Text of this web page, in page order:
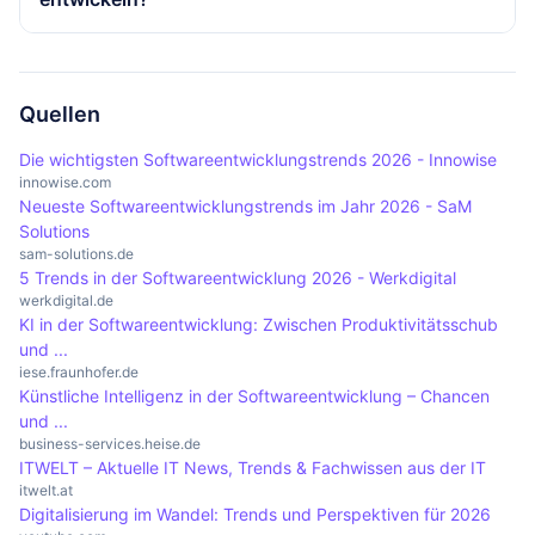
und zu beheben. Zudem ist Schulung des
Personals wichtig, um ein Bewusstsein für
Datenqualität zu schaffen.
Data Governance-Programm umfasst die
Prozessen zur Datenverwaltung.
oder Branchen zugeschnitten sind. Im
Zuverlässigkeit und bessere Ergebnisse bei
spezialisierten Aufgaben, da sie auf relevante
Modelle sind besonders nützlich, um die Effizienz
und Compliance in spezifischen
Anwendungsfällen zu verbessern.
von der fortschreitenden Digitalisierung und dem
Einsatz von KI-Technologien geprägt sein.
verbesserte Governance-Modelle werden an
Bedeutung gewinnen. Zudem wird der Fokus auf
Datenschutz und nachhaltige Praktiken, wie Green
IT, zunehmen, da Unternehmen zunehmend
Verantwortung für ihre Daten und deren
Auswirkungen auf die Umwelt übernehmen.
Quellen
Die wichtigsten Softwareentwicklungstrends 2026 - Innowise
innowise.com
Neueste Softwareentwicklungstrends im Jahr 2026 - SaM
Solutions
sam-solutions.de
5 Trends in der Softwareentwicklung 2026 - Werkdigital
werkdigital.de
KI in der Softwareentwicklung: Zwischen Produktivitätsschub
und ...
iese.fraunhofer.de
Künstliche Intelligenz in der Softwareentwicklung – Chancen
und ...
business-services.heise.de
ITWELT – Aktuelle IT News, Trends & Fachwissen aus der IT
itwelt.at
Digitalisierung im Wandel: Trends und Perspektiven für 2026